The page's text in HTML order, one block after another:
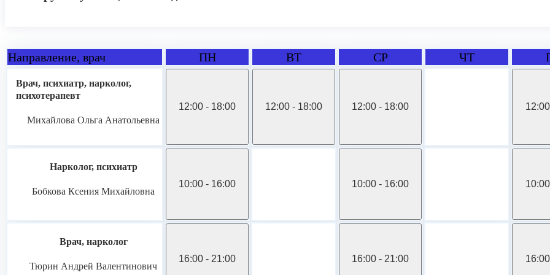
Направление, врач ПН ВТ СР ЧТ
Врач, психиатр, нарколог,
психотерапевт
Михайлова Ольга Анатольевна
12:00 - 18:00 12:00 - 18:00 12:00 - 18:00
Нарколог, психиатр
Бобкова Ксения Михайловна
10:00 - 16:00 10:00 - 16:00
Врач, нарколог
Тюрин Андрей Валентинович
16:00 - 21:00 16:00 - 21:00